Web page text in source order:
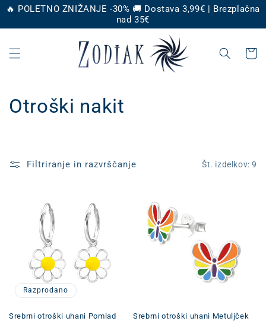
🔥 POLETNO ZNIŽANJE -30% 🚚 Dostava 3,99€ | Brezplačna
nad 35€
na
Z
i
Otroški nakit
Filtriranje in razvrščanje Št. izdelkov: 9
Razprodano
Srebrni otroški uhani Pomlad Srebrni otroški uhani Metuljček